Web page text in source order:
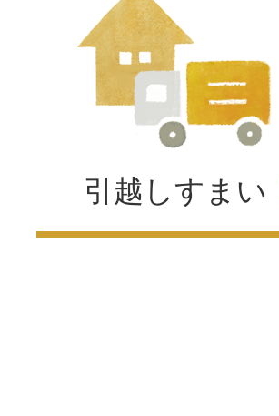
引越しすまい